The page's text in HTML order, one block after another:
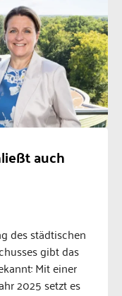
auch
des städtischen
gibt das
Mit einer
2025 setzt es